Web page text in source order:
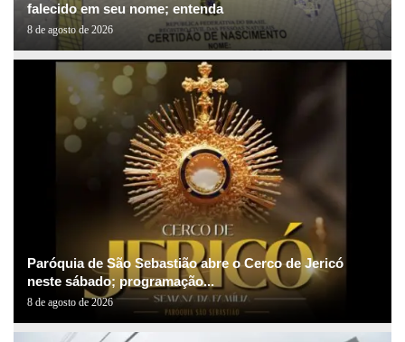
falecido em seu nome; entenda
8 de agosto de 2026
Paróquia de São Sebastião abre o Cerco de Jericó
neste sábado; programação...
8 de agosto de 2026